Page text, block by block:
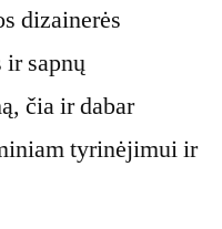
dizainerės
ir sapnų
čia ir dabar
tyrinėjimui ir